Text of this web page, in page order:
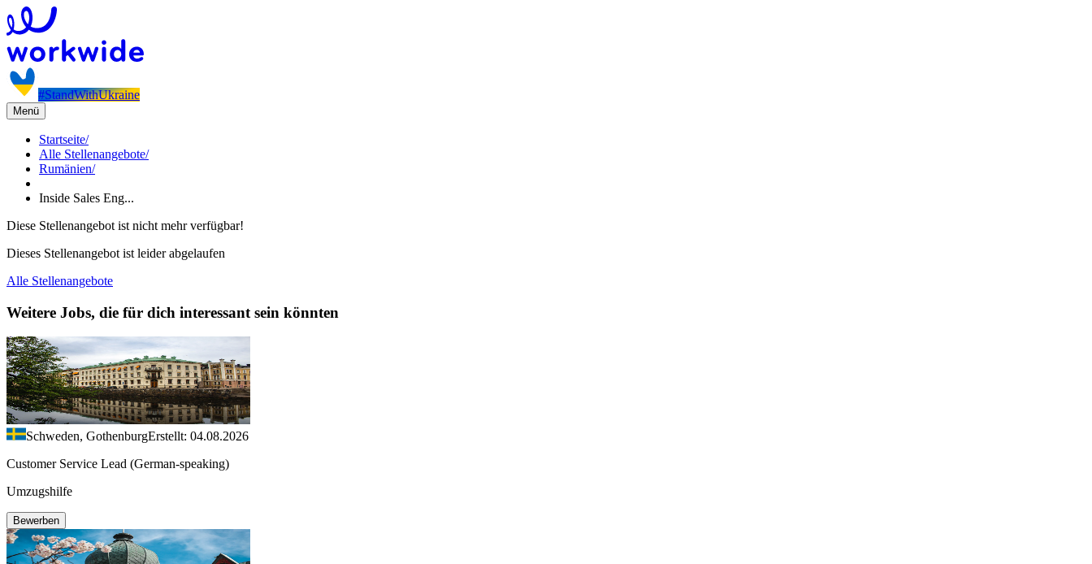
#StandWithUkraine
Menü
Startseite/
Alle Stellenangebote/
Rumänien/
Inside Sales Eng...
Diese Stellenangebot ist nicht mehr verfügbar!
Dieses Stellenangebot ist leider abgelaufen
Alle Stellenangebote
Weitere Jobs, die für dich interessant sein könnten
Schweden, GothenburgErstellt: 04.08.2026
Customer Service Lead (German-speaking)
Umzugshilfe
Bewerben